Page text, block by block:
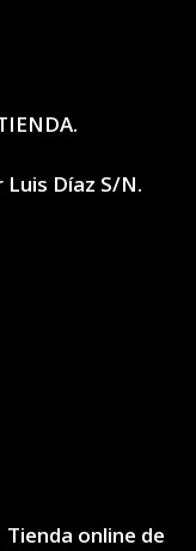
Díaz S/N.
online de